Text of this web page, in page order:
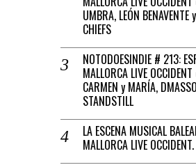
UMBRA, LEÓN BENAVENTE
CHIEFS
NOTODOESINDIE # 213:
MALLORCA LIVE
CARMEN y MARÍA,
STANDSTILL
LA ESCENA MUSICAL
MALLORCA LIVE